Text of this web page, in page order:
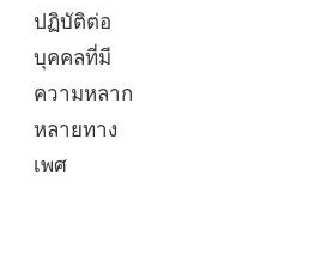
ปฏิบัติต่อ
บุคคลที่มี
ความหลาก
หลายทาง
เพศ